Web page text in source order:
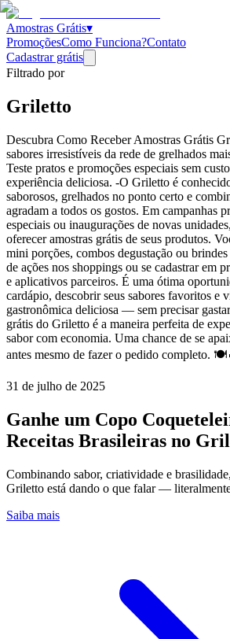
Amostras Grátis▾
PromoçõesComo Funciona?Contato
Cadastrar grátis
Filtrado por
Griletto
Descubra Como Receber Amostras Grátis
sabores irresistíveis da rede de grelhados
Teste pratos e promoções especiais sem
experiência deliciosa. -O Griletto é
saborosos, grelhados no ponto certo e
agradam a todos os gostos. Em campanhas
especiais ou inaugurações de novas
oferecer amostras grátis de seus produtos.
mini porções, combos degustação ou
de ações nos shoppings ou se cadastrar em
e aplicativos parceiros. É uma ótima
cardápio, descobrir seus sabores favoritos e
gastronômica deliciosa — sem precisar
grátis do Griletto é a maneira perfeita de
sabor com economia. Uma chance de se
antes mesmo de fazer o pedido completo.
31 de julho de 2025
Ganhe um Copo
Receitas Brasileiras no
Combinando sabor, criatividade e
Griletto está dando o que falar —
Saiba mais